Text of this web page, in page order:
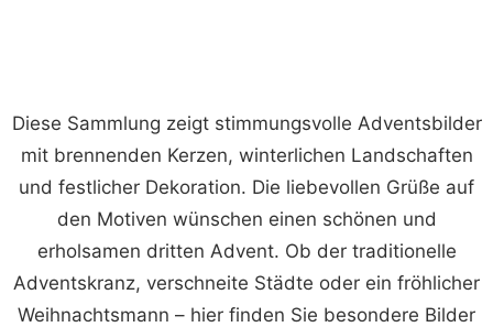
Diese Sammlung zeigt stimmungsvolle Adventsbilder
mit brennenden Kerzen, winterlichen Landschaften
und festlicher Dekoration. Die liebevollen Grüße auf
den Motiven wünschen einen schönen und
erholsamen dritten Advent. Ob der traditionelle
Adventskranz, verschneite Städte oder ein fröhlicher
Weihnachtsmann – hier finden Sie besondere Bilder